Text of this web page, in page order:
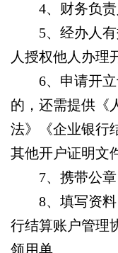
4、财务负
5、经办人
人授权他人办理
6、申请开
的，还需提供《
法》《企业银行
其他开户证明文
7、携带公
8、填写资
行结算账户管理
领用单